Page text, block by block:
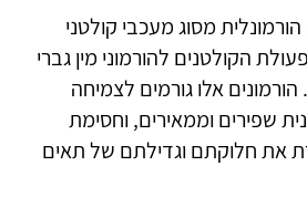
מסוג מעכבי קולטני
הקולטנים להורמוני מין גברי
אלו גורמים לצמיחה
שפירים וממאירים, וחסימת
את חלוקתם וגדילתם של תאים